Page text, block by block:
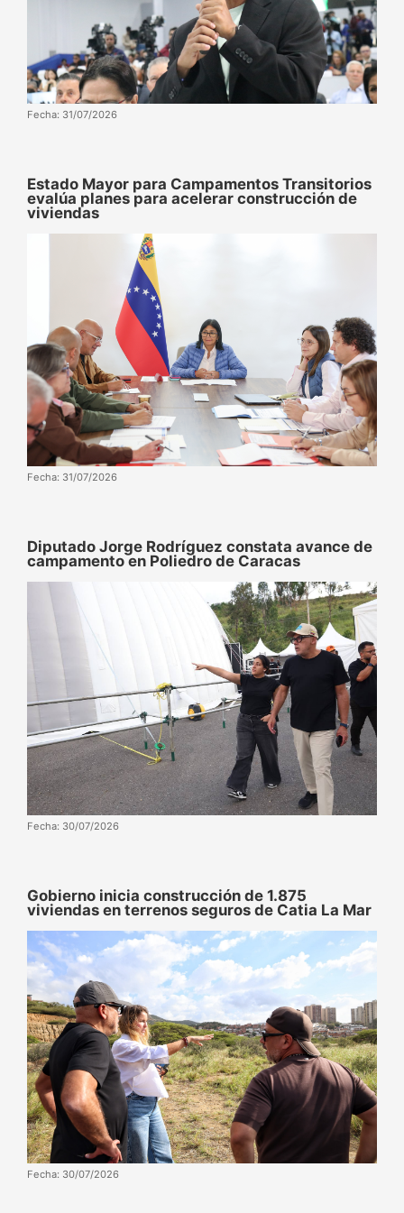
Fecha: 31/07/2026
Estado Mayor para Campamentos Transitorios
evalúa planes para acelerar construcción de
viviendas
Fecha: 31/07/2026
Diputado Jorge Rodríguez constata avance de
campamento en Poliedro de Caracas
Fecha: 30/07/2026
Gobierno inicia construcción de 1.875
viviendas en terrenos seguros de Catia La Mar
Fecha: 30/07/2026